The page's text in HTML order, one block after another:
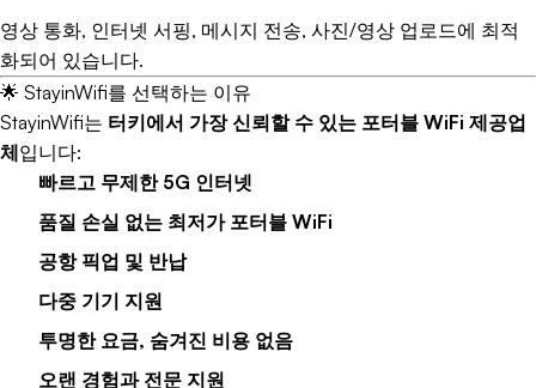
영상 통화, 인터넷 서핑, 메시지 전송, 사진/영상 업로드에 최적
화되어 있습니다.
🌟 StayinWifi를 선택하는 이유
StayinWifi는 터키에서 가장 신뢰할 수 있는 포터블 WiFi 제공업
체입니다:
빠르고 무제한 5G 인터넷
품질 손실 없는 최저가 포터블 WiFi
공항 픽업 및 반납
다중 기기 지원
투명한 요금, 숨겨진 비용 없음
오랜 경험과 전문 지원